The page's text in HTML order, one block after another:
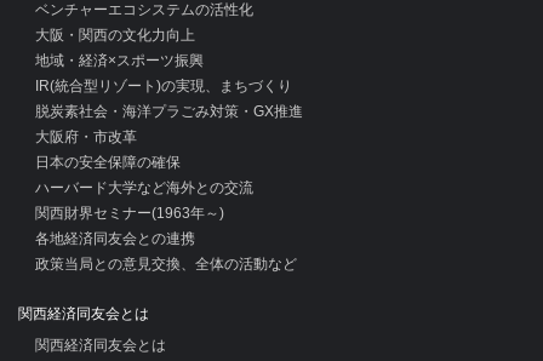
ベンチャーエコシステムの活性化
大阪・関西の文化力向上
地域・経済×スポーツ振興
IR(統合型リゾート)の実現、まちづくり
脱炭素社会・海洋プラごみ対策・GX推進
大阪府・市改革
日本の安全保障の確保
ハーバード大学など海外との交流
関西財界セミナー(1963年～)
各地経済同友会との連携
政策当局との意見交換、全体の活動など
関西経済同友会とは
関西経済同友会とは